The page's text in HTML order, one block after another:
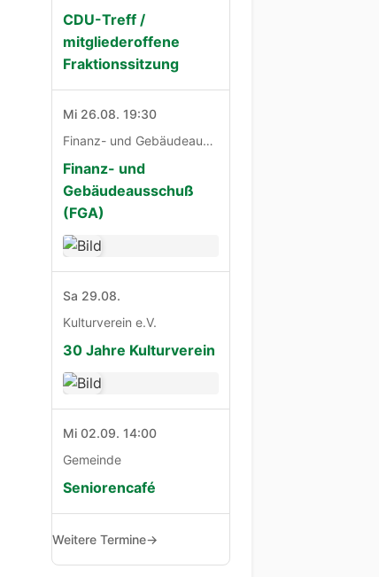
CDU-Treff /
mitgliederoffene
Fraktionssitzung
Mi 26.08. 19:30
Finanz- und Gebäudeausschuß
Finanz- und
Gebäudeausschuß
(FGA)
Sa 29.08.
Kulturverein e.V.
30 Jahre Kulturverein
Mi 02.09. 14:00
Gemeinde
Seniorencafé
Weitere Termine→